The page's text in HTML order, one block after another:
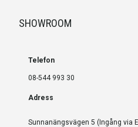
SHOWROOM
Telefon
08-544 993 30
Adress
Sunnanängsvägen 5 (Ingång via